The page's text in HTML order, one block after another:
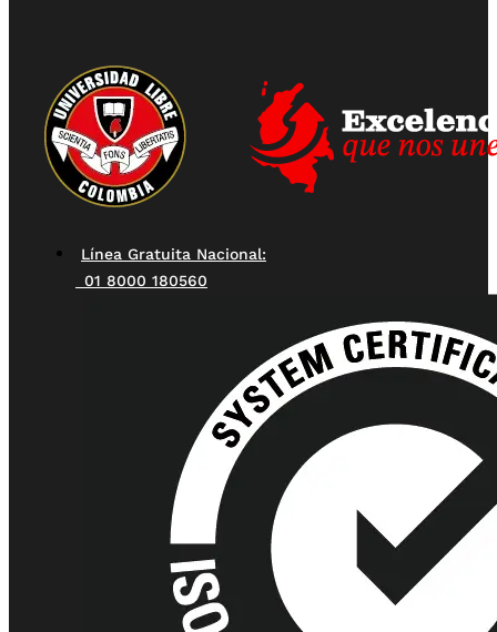
Línea Gratuita Nacional:
01 8000 180560